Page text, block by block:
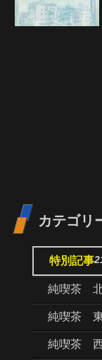
カテゴリ
特別記事
純喫茶
純喫茶
純喫茶